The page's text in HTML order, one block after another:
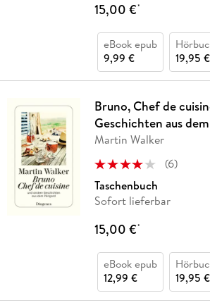
15,00 €*
eBook epub
9,99 €
19,95 €
Bruno, Chef de
Geschichten aus
Martin Walker
(6)
Taschenbuch
Sofort lieferbar
15,00 €*
eBook epub
12,99 €
19,95 €